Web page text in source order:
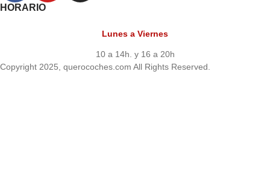
HORARIO
Lunes a Viernes
10 a 14h. y 16 a 20h
Copyright 2025, querocoches.com All Rights Reserved.